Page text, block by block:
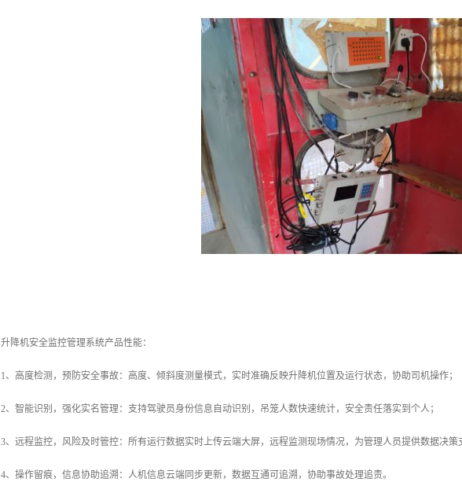
升降机安全监控管理系统产品性能：
1、高度检测，预防安全事故：高度、倾斜度测量模式，实时准确反映升降机位置及运行状态，协助司机操作；
2、智能识别，强化实名管理：支持驾驶员身份信息自动识别，吊笼人数快速统计，安全责任落实到个人；
3、远程监控，风险及时管控：所有运行数据实时上传云端大屏，远程监测现场情况，为管理人员提供数据决策
4、操作留痕，信息协助追溯：人机信息云端同步更新，数据互通可追溯，协助事故处理追责。